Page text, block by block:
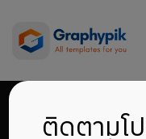
ติดตามโ